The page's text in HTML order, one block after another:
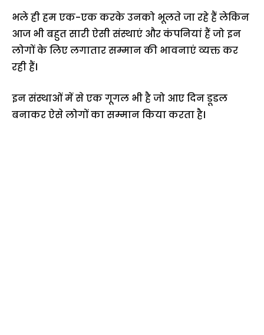
भले ही हम एक-एक करके उनको भूलते जा रहे हैं लेकिन
आज भी बहुत सारी ऐसी संस्थाएं और कंपनियां हैं जो इन
लोगों के लिए लगातार सम्मान की भावनाएं व्यक्त कर
रही हैं।
इन संस्थाओं में से एक गूगल भी है जो आए दिन डूडल
बनाकर ऐसे लोगों का सम्मान किया करता है।